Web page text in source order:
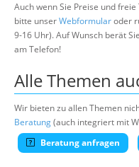
Auch wenn Sie Preise und
bitte unserWebformularoder
9-16 Uhr). Auf Wunsch berät
am Telefon!
Alle Themen
Wir bieten zu allen Themen
Beratung(auch integriert mit
Beratung anfragen